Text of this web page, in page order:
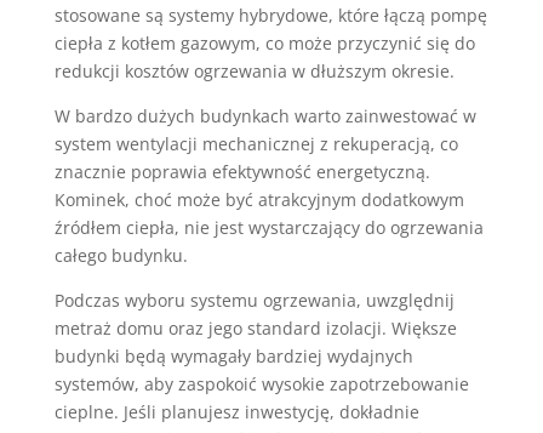
stosowane są systemy hybrydowe, które łączą pompę
ciepła z kotłem gazowym, co może przyczynić się do
redukcji kosztów ogrzewania w dłuższym okresie.
W bardzo dużych budynkach warto zainwestować w
system wentylacji mechanicznej z rekuperacją, co
znacznie poprawia efektywność energetyczną.
Kominek, choć może być atrakcyjnym dodatkowym
źródłem ciepła, nie jest wystarczający do ogrzewania
całego budynku.
Podczas wyboru systemu ogrzewania, uwzględnij
metraż domu oraz jego standard izolacji. Większe
budynki będą wymagały bardziej wydajnych
systemów, aby zaspokoić wysokie zapotrzebowanie
cieplne. Jeśli planujesz inwestycję, dokładnie